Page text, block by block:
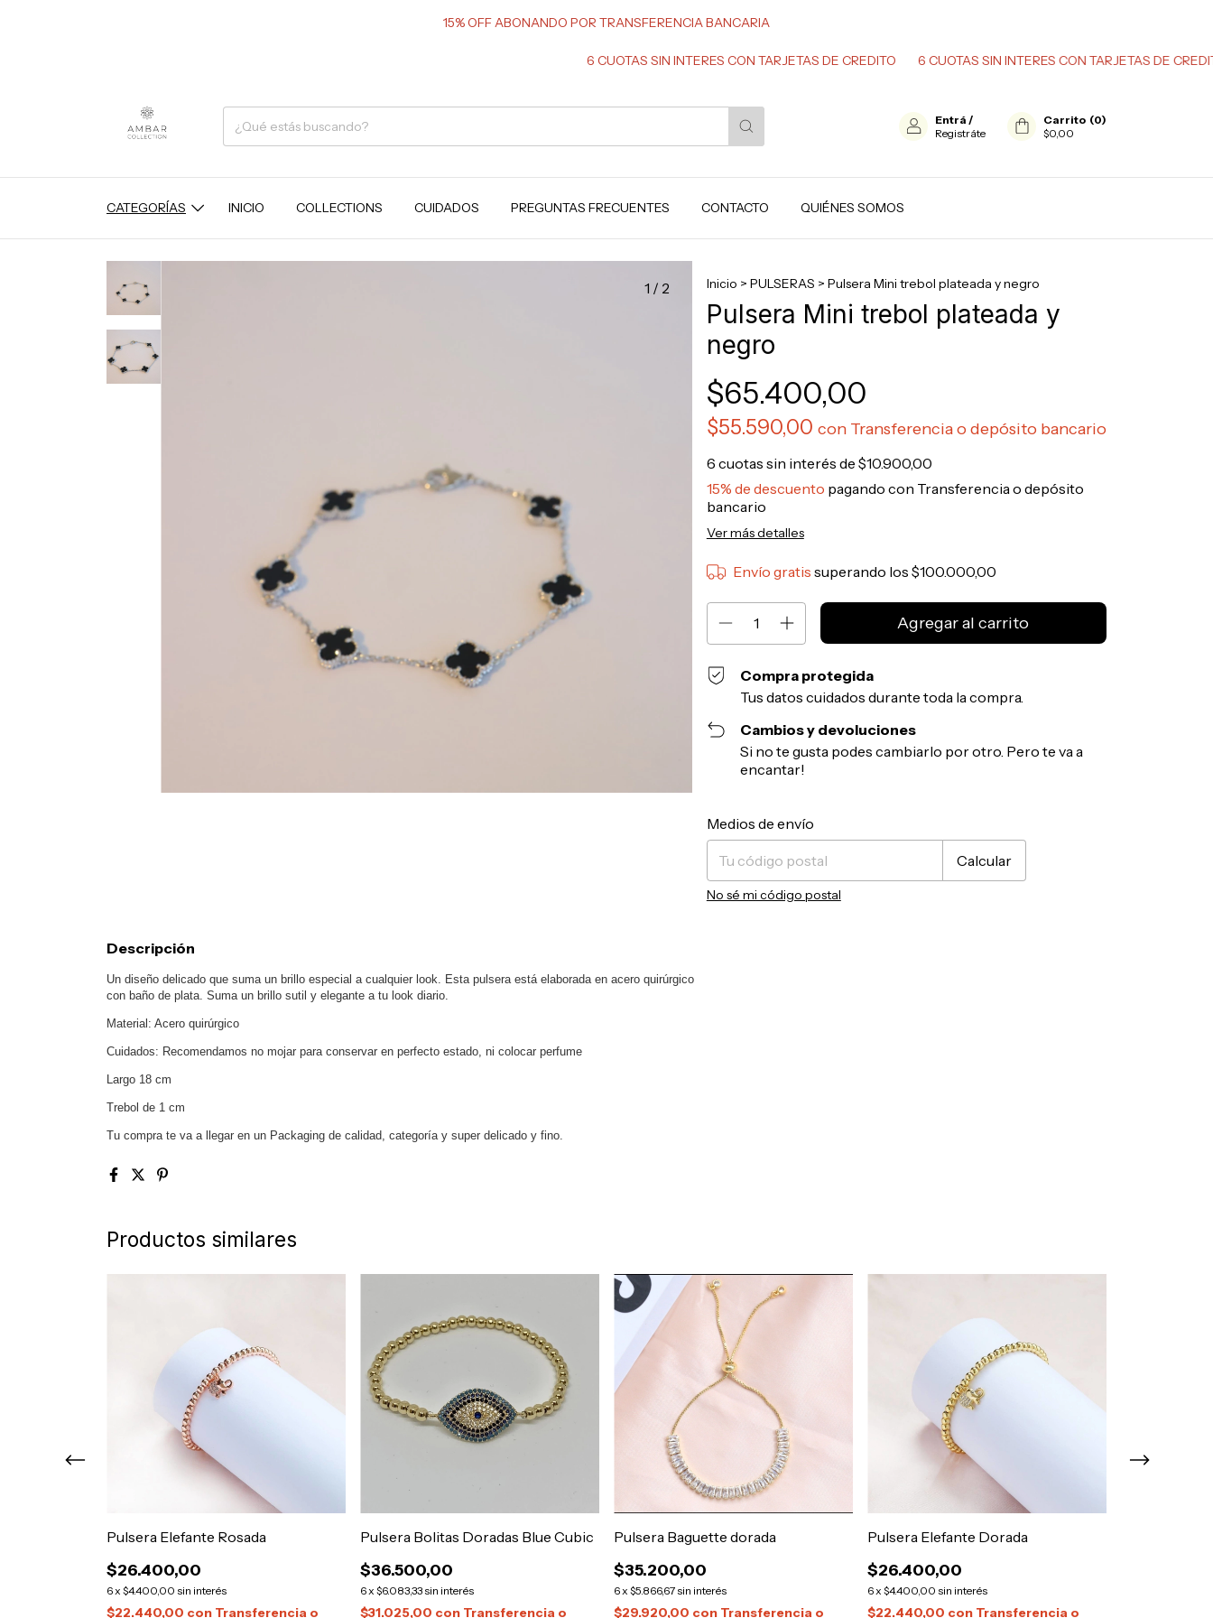
15% OFF ABONANDO POR TRANSFERENCIA BANCARIA
6 CUOTAS SIN INTERES CON TARJETAS DE CREDITO 6 CUOTAS SIN INTERES CON TARJETAS DE CREDITO 6
Entrá /
Registráte
Carrito (0)
$0,00
CATEGORÍAS INICIO COLLECTIONS CUIDADOS PREGUNTAS FRECUENTES CONTACTO QUIÉNES SOMOS
1 / 2 Inicio > PULSERAS > Pulsera Mini trebol plateada y negro
Pulsera Mini trebol plateada y
negro
$65.400,00
$55.590,00 con Transferencia o depósito bancario
6 cuotas sin interés de $10.900,00
15% de descuento pagando con Transferencia o depósito
bancario
Ver más detalles
Envío gratis superando los$100.000,00
Compra protegida
Tus datos cuidados durante toda la compra.
Cambios y devoluciones
Si no te gusta podes cambiarlo por otro. Pero te va a
encantar!
Entregas para el CP:
Medios de envío
Calcular
No sé mi código postal
Descripción
Un diseño delicado que suma un brillo especial a cualquier look. Esta pulsera está elaborada en acero quirúrgico
con baño de plata. Suma un brillo sutil y elegante a tu look diario.
Material: Acero quirúrgico
Cuidados: Recomendamos no mojar para conservar en perfecto estado, ni colocar perfume
Largo 18 cm
Trebol de 1 cm
Tu compra te va a llegar en un Packaging de calidad, categoría y super delicado y fino.
Productos similares
Pulsera Elefante Rosada
$26.400,00
6 x $4.400,00 sin interés
$22.440,00 con Transferencia o
Pulsera Bolitas Doradas Blue Cubic
$36.500,00
6 x $6.083,33sin interés
$31.025,00 con Transferencia o
Pulsera Baguette dorada
$35.200,00
6 x $5.866,67sin interés
$29.920,00 con Transferencia o
Pulsera Elefante Dorada
$26.400,00
6 x $4.400,00 sin interés
$22.440,00 con Transferencia o